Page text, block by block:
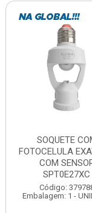
BARRA
ZINCADA (D) 5/
NC
Código: 379806
Embalagem: 20 -